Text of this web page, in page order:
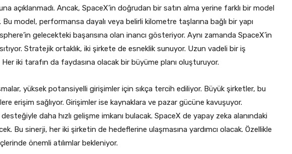
açıklanmadı. Ancak, SpaceX’in doğrudan bir satın alma yerine farklı bir model
model, performansa dayalı veya belirli kilometre taşlarına bağlı bir yapı
gelecekteki başarısına olan inancı gösteriyor. Aynı zamanda SpaceX’in
Stratejik ortaklık, iki şirkete de esneklik sunuyor. Uzun vadeli bir iş
iki tarafın da faydasına olacak bir büyüme planı oluşturuyor.
yüksek potansiyelli girişimler için sıkça tercih ediliyor. Büyük şirketler, bu
erişim sağlıyor. Girişimler ise kaynaklara ve pazar gücüne kavuşuyor.
daha hızlı gelişme imkanı bulacak. SpaceX de yapay zeka alanındaki
Bu sinerji, her iki şirketin de hedeflerine ulaşmasına yardımcı olacak. Özellikle
önemli atılımlar bekleniyor.